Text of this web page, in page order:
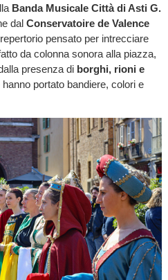
Banda Musicale Città di Asti G.
dal Conservatoire de Valence
pensato per intrecciare
da colonna sonora alla piazza,
presenza di borghi, rioni e
hanno portato bandiere, colori e